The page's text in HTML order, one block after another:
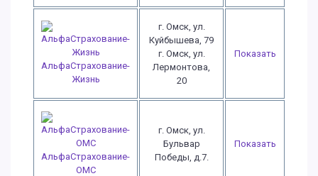
АльфаСтрахование-
Жизнь
г. Омск, ул.
Куйбышева, 79
г. Омск, ул.
Лермонтова,
20
Показать
АльфаСтрахование-
ОМС
г. Омск, ул.
Бульвар
Победы, д.7.
Показать